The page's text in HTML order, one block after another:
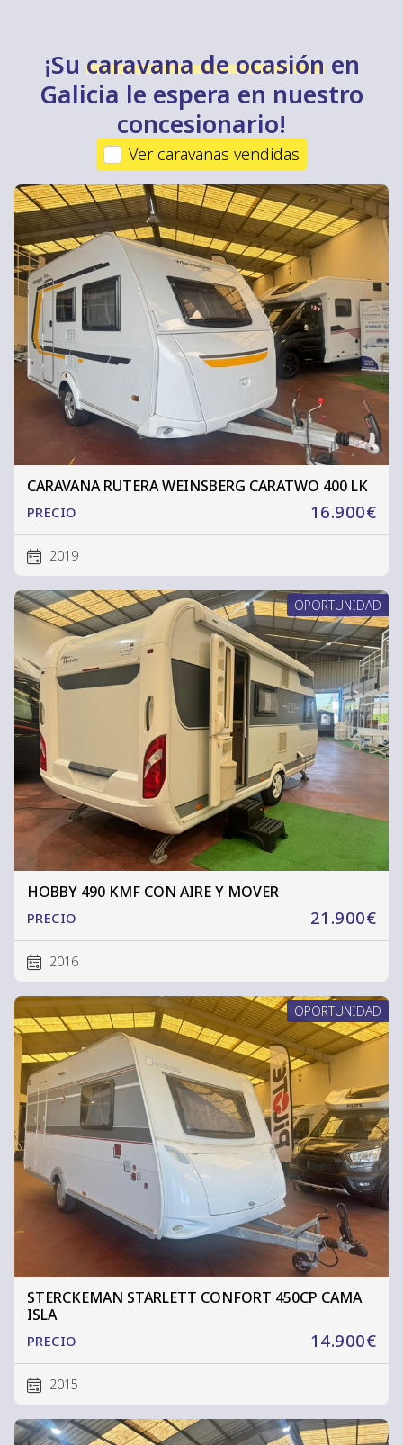
encuentre la caravana que más se adapte a sus
necesidades.
¡Su caravana de ocasiónen
Galicia le espera en nuestro
concesionario!
Ver caravanas vendidas
CARAVANA RUTERA WEINSBERG CARATWO 400 LK
16.900€
PRECIO
2019
OPORTUNIDAD
HOBBY 490 KMF CON AIRE Y MOVER
21.900€
PRECIO
2016
OPORTUNIDAD
STERCKEMAN STARLETT CONFORT 450CP CAMA
ISLA
14.900€
PRECIO
2015